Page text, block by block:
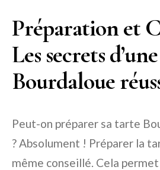
Préparation et
Les secrets
Bourdaloue
Peut-on préparer sa tarte
? Absolument ! Préparer la
même conseillé. Cela